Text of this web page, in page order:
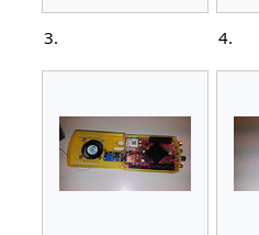
3. 4.